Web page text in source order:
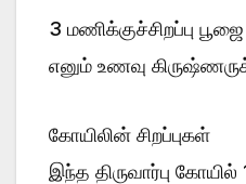
3 மணிக்குச்சிறப்பு
எனும் உணவு
கோயிலின் சிறப்புகள்
இந்த திருவார்பு